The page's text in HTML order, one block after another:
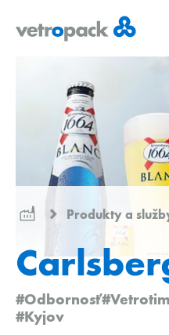
Produkty a
#Odbornosť
#Kyjov